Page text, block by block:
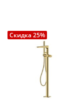
Скидка 25%